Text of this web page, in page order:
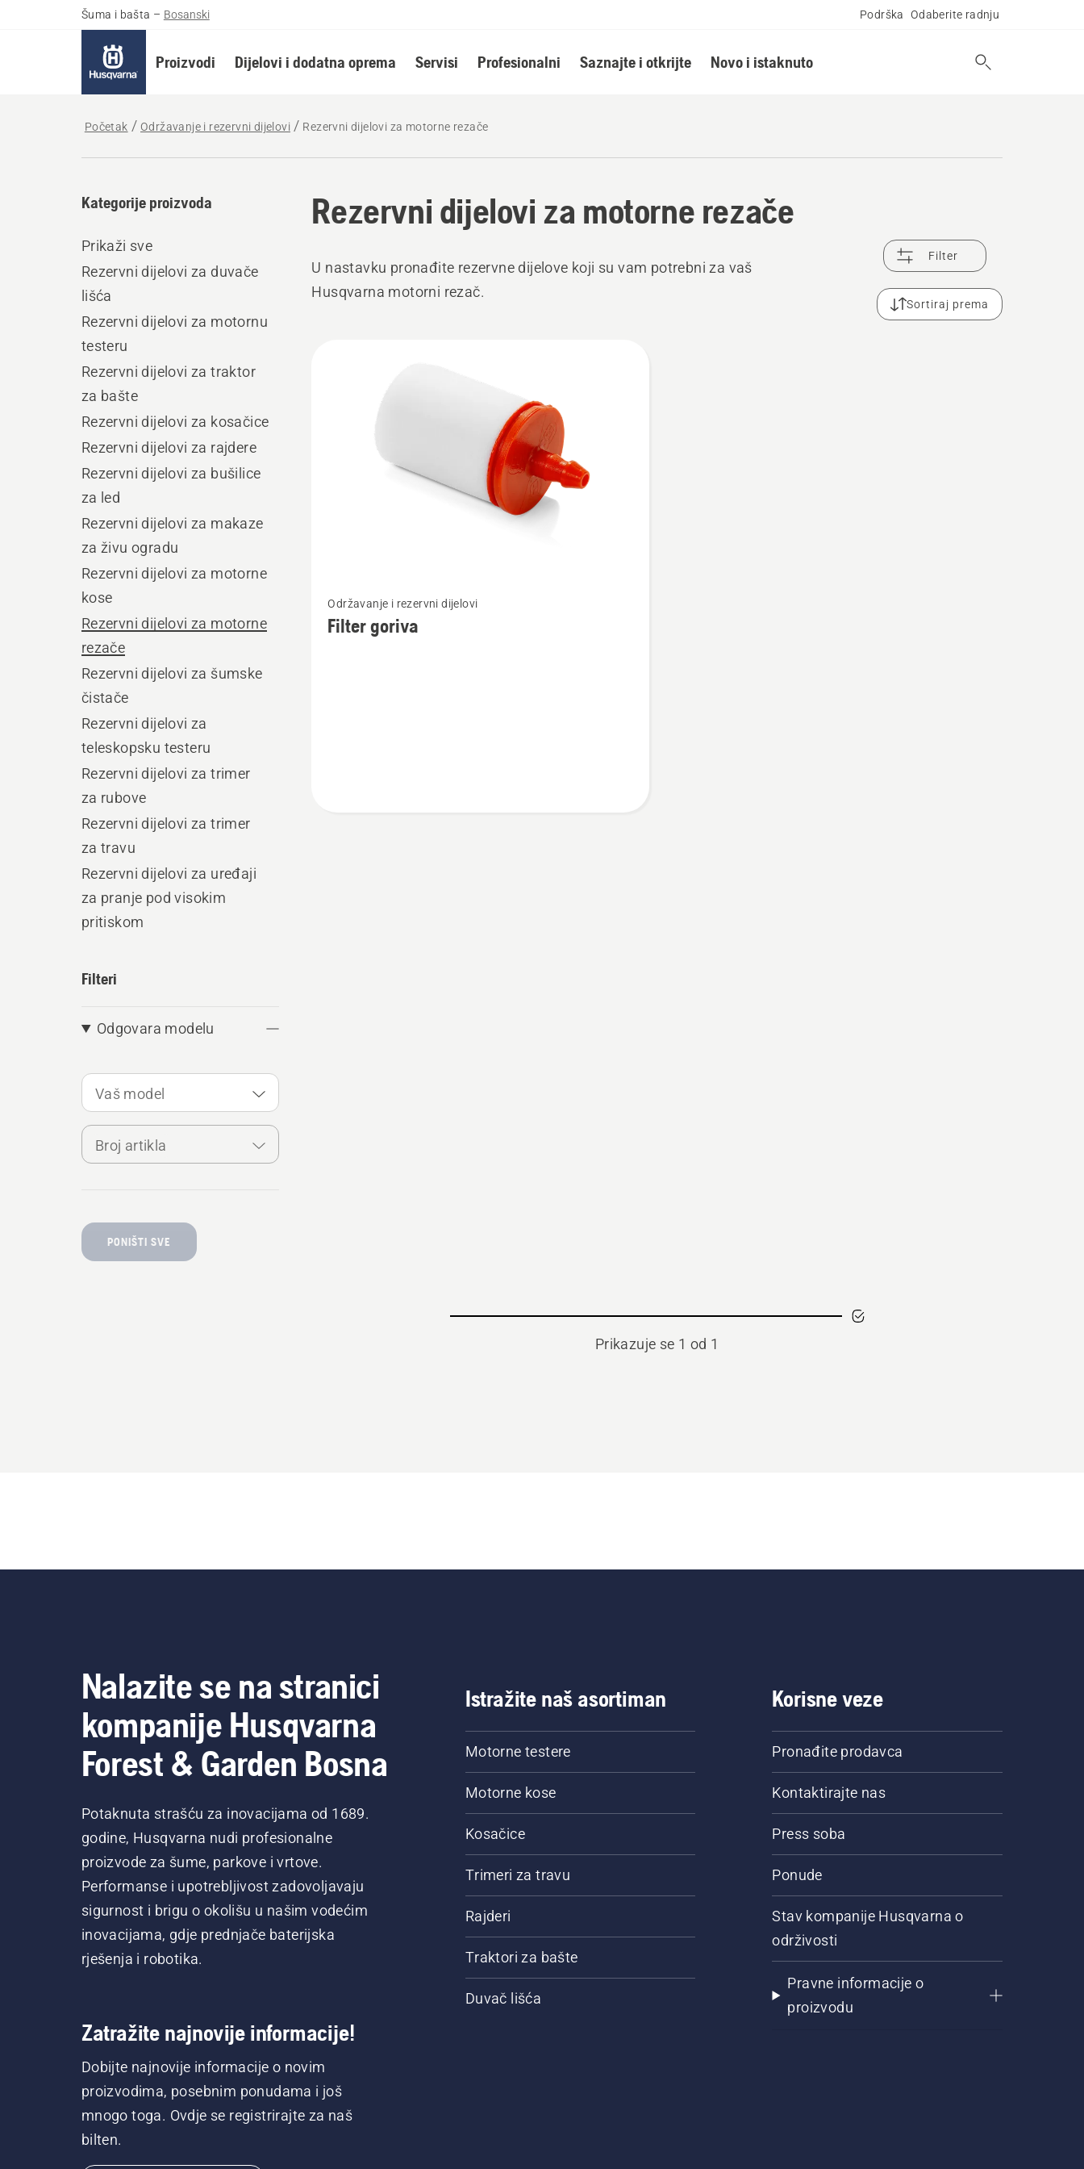
Šuma i bašta – Bosanski Podrška Odaberite radnju
Proizvodi Dijelovi i dodatna oprema Servisi Profesionalni Saznajte i otkrijte Novo i istaknuto
Početak Održavanje i rezervni dijelovi Rezervni dijelovi za motorne rezače
Rezervni dijelovi za motorne rezače
Kategorije proizvoda
Prikaži sve
Rezervni dijelovi za duvače
lišća
Rezervni dijelovi za motornu
testeru
Rezervni dijelovi za traktor
za bašte
Rezervni dijelovi za kosačice
Rezervni dijelovi za rajdere
Rezervni dijelovi za bušilice
za led
Rezervni dijelovi za makaze
za živu ogradu
Rezervni dijelovi za motorne
kose
Rezervni dijelovi za motorne
rezače
Rezervni dijelovi za šumske
čistače
Rezervni dijelovi za
teleskopsku testeru
Rezervni dijelovi za trimer
za rubove
Rezervni dijelovi za trimer
za travu
Rezervni dijelovi za uređaji
za pranje pod visokim
pritiskom
Filteri
Odgovara modelu
Vaš model
Broj artikla
PONIŠTI SVE
U nastavku pronađite rezervne dijelove koji su vam potrebni za vaš
Husqvarna motorni rezač.
Filter
Sortiraj prema
proizvode
više
detalja
Održavanje i rezervni dijelovi
Filter goriva
Prikazuje se 1 od 1
Nalazite se na stranici
kompanije Husqvarna
Forest & Garden Bosna
Potaknuta strašću za inovacijama od 1689.
godine, Husqvarna nudi profesionalne
proizvode za šume, parkove i vrtove.
Performanse i upotrebljivost zadovoljavaju
sigurnost i brigu o okolišu u našim vodećim
inovacijama, gdje prednjače baterijska
rješenja i robotika.
Zatražite najnovije informacije!
Dobijte najnovije informacije o novim
proizvodima, posebnim ponudama i još
mnogo toga. Ovdje se registrirajte za naš
bilten.
Istražite naš asortiman
Motorne testere
Motorne kose
Kosačice
Trimeri za travu
Rajderi
Traktori za bašte
Duvač lišća
Korisne veze
Pronađite prodavca
Kontaktirajte nas
Press soba
Ponude
Stav kompanije Husqvarna o
održivosti
Pravne informacije o
proizvodu